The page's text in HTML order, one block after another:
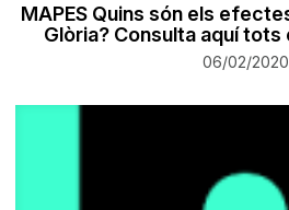
MAPES Quins són els
Glòria? Consulta aquí
06/02/2020